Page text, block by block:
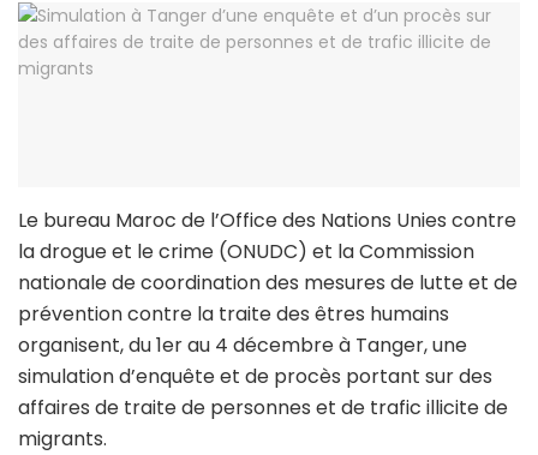
Le bureau Maroc de l’Office des Nations Unies contre
la drogue et le crime (ONUDC) et la Commission
nationale de coordination des mesures de lutte et de
prévention contre la traite des êtres humains
organisent, du 1er au 4 décembre à Tanger, une
simulation d’enquête et de procès portant sur des
affaires de traite de personnes et de trafic illicite de
migrants.